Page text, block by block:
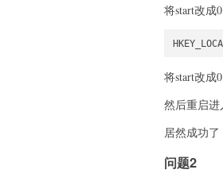
将start改成
将start改成
然后重启进
居然成功了
问题2